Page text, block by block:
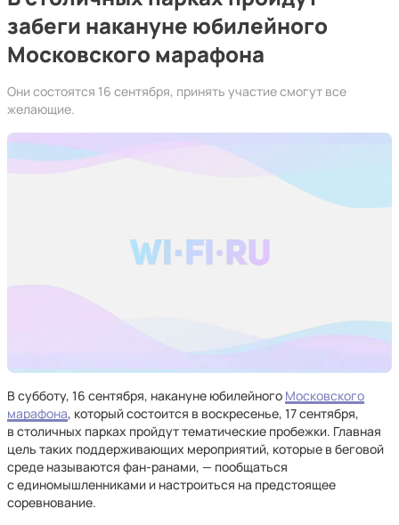
забеги накануне юбилейного
Московского марафона
Они состоятся 16 сентября, принять участие смогут все
желающие.
В субботу, 16 сентября, накануне юбилейного Московского
марафона, который состоится в воскресенье, 17 сентября,
в столичных парках пройдут тематические пробежки. Главная
цель таких поддерживающих мероприятий, которые в беговой
среде называются фан-ранами, — пообщаться
с единомышленниками и настроиться на предстоящее
соревнование.